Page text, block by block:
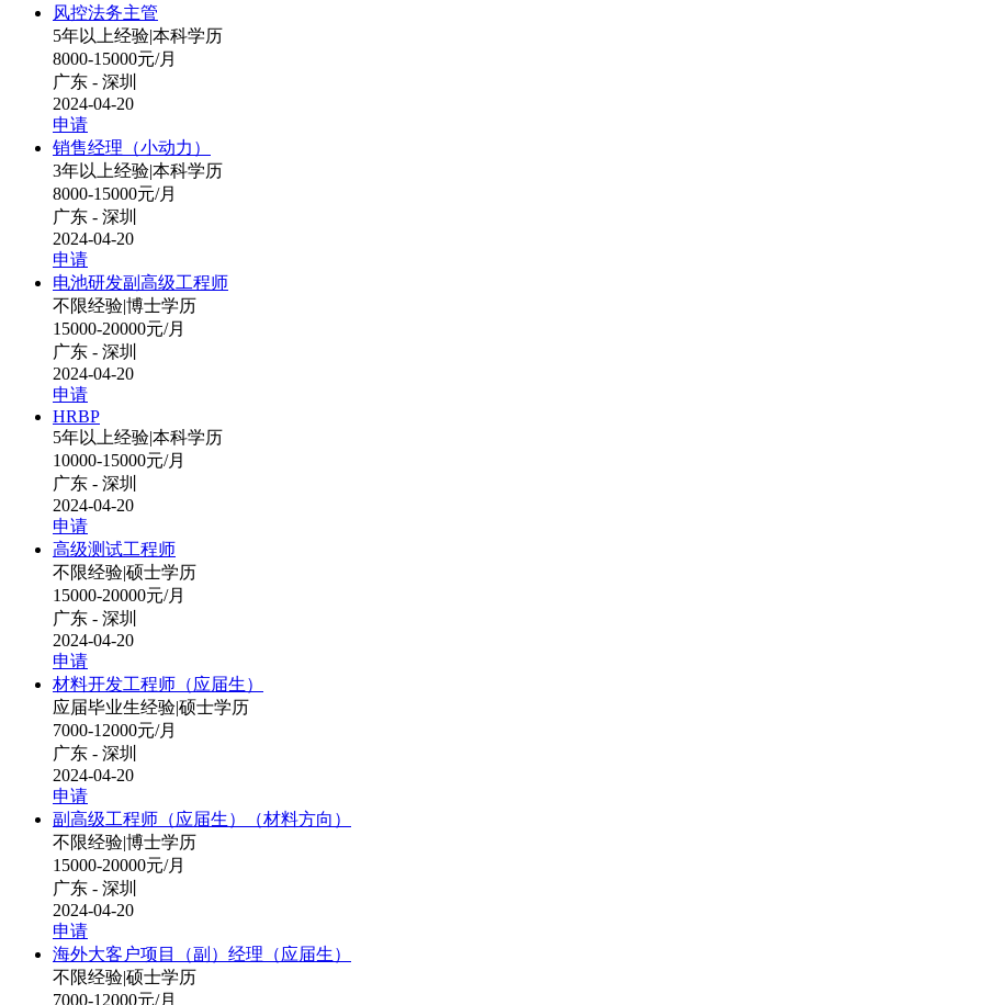
风控法务主管
5年以上经验|本科学历
8000-15000元/月
广东 - 深圳
2024-04-20
申请
销售经理（小动力）
3年以上经验|本科学历
8000-15000元/月
广东 - 深圳
2024-04-20
申请
电池研发副高级工程师
不限经验|博士学历
15000-20000元/月
广东 - 深圳
2024-04-20
申请
HRBP
5年以上经验|本科学历
10000-15000元/月
广东 - 深圳
2024-04-20
申请
高级测试工程师
不限经验|硕士学历
15000-20000元/月
广东 - 深圳
2024-04-20
申请
材料开发工程师（应届生）
应届毕业生经验|硕士学历
7000-12000元/月
广东 - 深圳
2024-04-20
申请
副高级工程师（应届生）（材料方向）
不限经验|博士学历
15000-20000元/月
广东 - 深圳
2024-04-20
申请
海外大客户项目（副）经理（应届生）
不限经验|硕士学历
7000-12000元/月